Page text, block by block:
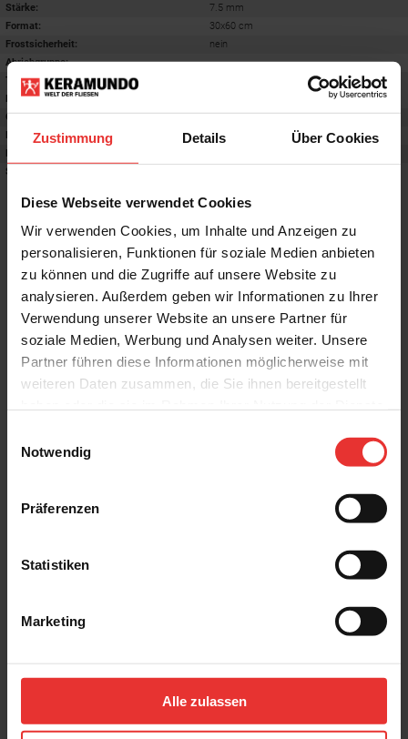
Zustimmung Details Über Cookies
Diese Webseite verwendet Cookies
Wir verwenden Cookies, um Inhalte und Anzeigen zu
personalisieren, Funktionen für soziale Medien anbieten
zu können und die Zugriffe auf unsere Website zu
analysieren. Außerdem geben wir Informationen zu Ihrer
Verwendung unserer Website an unsere Partner für
soziale Medien, Werbung und Analysen weiter. Unsere
Partner führen diese Informationen möglicherweise mit
weiteren Daten zusammen, die Sie ihnen bereitgestellt
Notwendig
Präferenzen
Statistiken
Marketing
Alle zulassen
Stärke:
7.5 mm
Format:
30x60 cm
Frostsicherheit:
nein
Abriebgruppe:
-
Trittsicherheit barfuß:
Farbton:
Oberfläche:
matt
Rektifiziert:
nein
Rutschhemmwert
Stilrichtung
Weitere Produkte aus der Serie
Urban Pulse
Urban Pulse
Urban Pulse
light grey - matt